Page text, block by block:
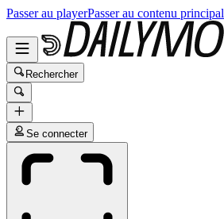
Passer au playerPasser au contenu principal
Rechercher
Se connecter